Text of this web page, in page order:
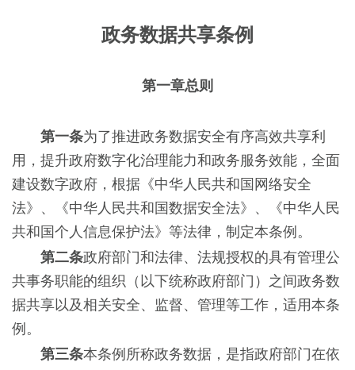
政务数据共享条例
第一章总则
第一条为了推进政务数据安全有序高效共享利
用，提升政府数字化治理能力和政务服务效能，全面
建设数字政府，根据《中华人民共和国网络安全
法》、《中华人民共和国数据安全法》、《中华人民
共和国个人信息保护法》等法律，制定本条例。
第二条政府部门和法律、法规授权的具有管理公
共事务职能的组织（以下统称政府部门）之间政务数
据共享以及相关安全、监督、管理等工作，适用本条
例。
第三条本条例所称政务数据，是指政府部门在依